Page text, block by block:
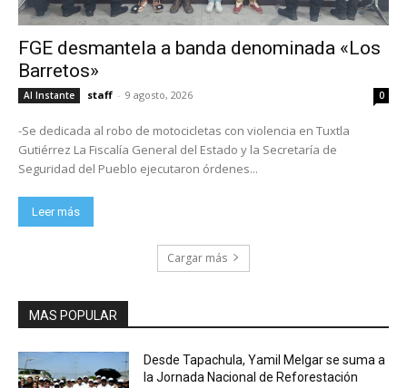
FGE desmantela a banda denominada «Los
Barretos»
Al Instante staff - 9 agosto, 2026 0
-Se dedicada al robo de motocicletas con violencia en Tuxtla
Gutiérrez La Fiscalía General del Estado y la Secretaría de
Seguridad del Pueblo ejecutaron órdenes...
Leer más
Cargar más
MAS POPULAR
Desde Tapachula, Yamil Melgar se suma a
la Jornada Nacional de Reforestación